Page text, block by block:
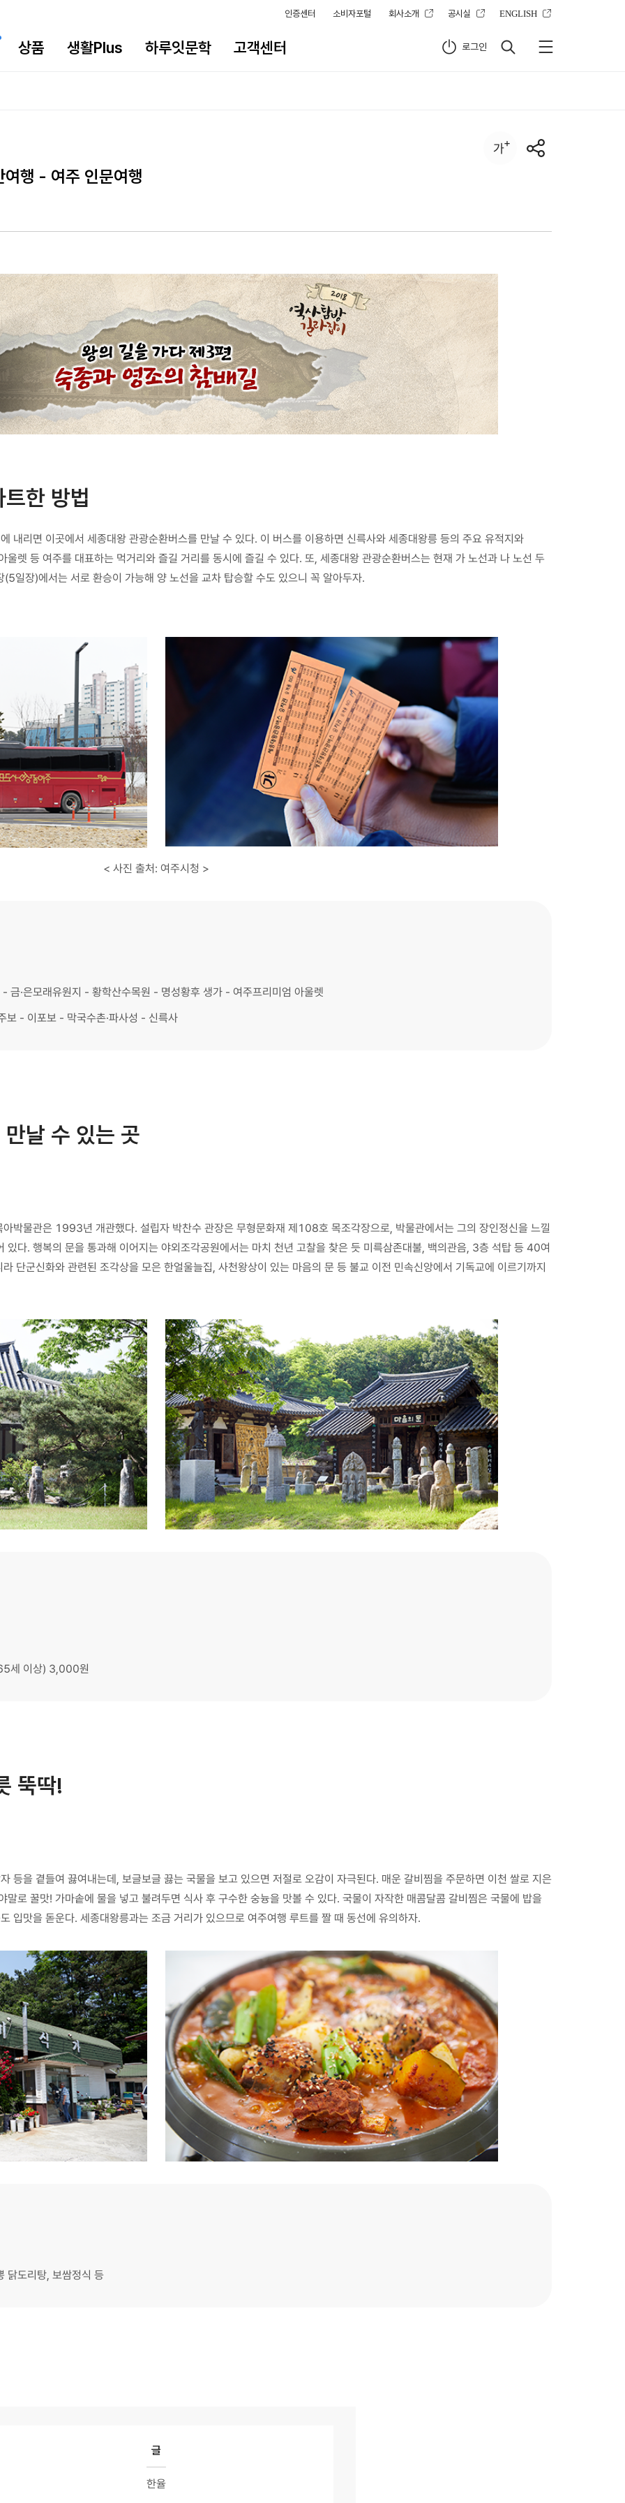
인증센터 소비자포털 회사소개 공시실 ENGLISH
상품 생활Plus 하루잇문학 고객센터 로그인
행 - 여주 인문여행
한 방법
내리면 이곳에서 세종대왕 관광순환버스를 만날 수 있다. 이 버스를 이용하면 신륵사와 세종대왕릉 등의 주요 유적지와
렛 등 여주를 대표하는 먹거리와 즐길 거리를 동시에 즐길 수 있다. 또, 세종대왕 관광순환버스는 현재 가 노선과 나 노선 두
일장)에서는 서로 환승이 가능해 양 노선을 교차 탑승할 수도 있으니 꼭 알아두자.
< 사진 출처: 여주시청 >
금·은모래유원지 - 황학산수목원 - 명성황후 생가 - 여주프리미엄 아울렛
- 이포보 - 막국수촌·파사성 - 신륵사
날 수 있는 곳
아박물관은 1993년 개관했다. 설립자 박찬수 관장은 무형문화재 제108호 목조각장으로, 박물관에서는 그의 장인정신을 느낄
있다. 행복의 문을 통과해 이어지는 야외조각공원에서는 마치 천년 고찰을 찾은 듯 미륵삼존대불, 백의관음, 3층 석탑 등 40여
단군신화와 관련된 조각상을 모은 한얼울늘집, 사천왕상이 있는 마음의 문 등 불교 이전 민속신앙에서 기독교에 이르기까지
세 이상) 3,000원
뚝딱!
등을 곁들여 끓여내는데, 보글보글 끓는 국물을 보고 있으면 저절로 오감이 자극된다. 매운 갈비찜을 주문하면 이천 쌀로 지은
로 꿀맛! 가마솥에 물을 넣고 불려두면 식사 후 구수한 숭늉을 맛볼 수 있다. 국물이 자작한 매콤달콤 갈비찜은 국물에 밥을
입맛을 돋운다. 세종대왕릉과는 조금 거리가 있으므로 여주여행 루트를 짤 때 동선에 유의하자.
닭도리탕, 보쌈정식 등
글
한율